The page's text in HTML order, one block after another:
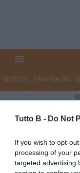
Tutto B - Do Not
If you wish to opt-
processing of your
targeted advertising
NOTIZIE TMW RADIO
Sampdoria